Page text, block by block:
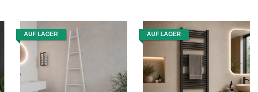
AUF LAGER AUF LAGER